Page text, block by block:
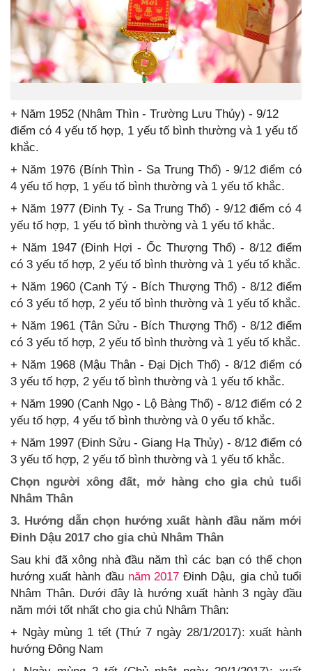
+ Năm 1952 (Nhâm Thìn - Trường Lưu Thủy) - 9/12
điểm có 4 yếu tố hợp, 1 yếu tố bình thường và 1 yếu tố
khắc.
+ Năm 1976 (Bính Thìn - Sa Trung Thổ) - 9/12 điểm có
4 yếu tố hợp, 1 yếu tố bình thường và 1 yếu tố khắc.
+ Năm 1977 (Đinh Tỵ - Sa Trung Thổ) - 9/12 điểm có 4
yếu tố hợp, 1 yếu tố bình thường và 1 yếu tố khắc.
+ Năm 1947 (Đinh Hợi - Ốc Thượng Thổ) - 8/12 điểm
có 3 yếu tố hợp, 2 yếu tố bình thường và 1 yếu tố khắc.
+ Năm 1960 (Canh Tý - Bích Thượng Thổ) - 8/12 điểm
có 3 yếu tố hợp, 2 yếu tố bình thường và 1 yếu tố khắc.
+ Năm 1961 (Tân Sửu - Bích Thượng Thổ) - 8/12 điểm
có 3 yếu tố hợp, 2 yếu tố bình thường và 1 yếu tố khắc.
+ Năm 1968 (Mậu Thân - Đại Dịch Thổ) - 8/12 điểm có
3 yếu tố hợp, 2 yếu tố bình thường và 1 yếu tố khắc.
+ Năm 1990 (Canh Ngọ - Lộ Bàng Thổ) - 8/12 điểm có 2
yếu tố hợp, 4 yếu tố bình thường và 0 yếu tố khắc.
+ Năm 1997 (Đinh Sửu - Giang Hạ Thủy) - 8/12 điểm có
3 yếu tố hợp, 2 yếu tố bình thường và 1 yếu tố khắc.
Chọn người xông đất, mở hàng cho gia chủ tuổi
Nhâm Thân
3. Hướng dẫn chọn hướng xuất hành đầu năm mới
Đinh Dậu 2017 cho gia chủ Nhâm Thân
Sau khi đã xông nhà đầu năm thì các bạn có thể chọn
hướng xuất hành đầu năm 2017Đinh Dậu, gia chủ tuổi
Nhâm Thân. Dưới đây là hướng xuất hành 3 ngày đầu
năm mới tốt nhất cho gia chủ Nhâm Thân:
+ Ngày mùng 1 tết (Thứ 7 ngày 28/1/2017): xuất hành
hướng Đông Nam